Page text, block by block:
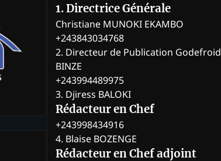
1. Directrice Générale
Christiane MUNOKI EKAMBO
+243843034768
2. Directeur de Publication Godefroid
BINZE
+243994489975
3. Djiress BALOKI
Rédacteur en Chef
+243998434916
4. Blaise BOZENGE
Rédacteur en Chef adjoint